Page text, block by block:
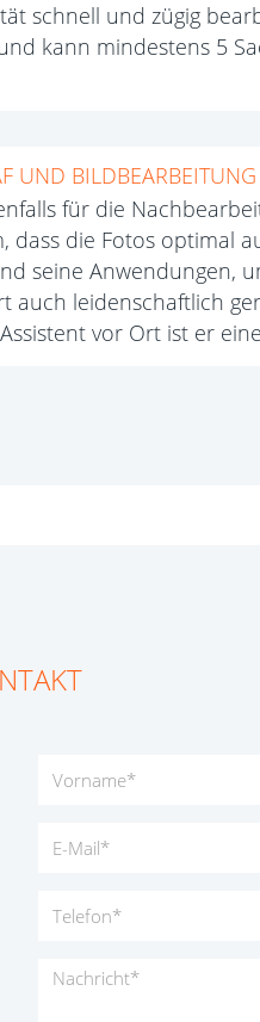
schnell und zügig
kann mindestens 5
UND BILDBEARBEITUNG
für die
dass die Fotos optimal
seine Anwendungen,
auch leidenschaftlich
vor Ort ist er